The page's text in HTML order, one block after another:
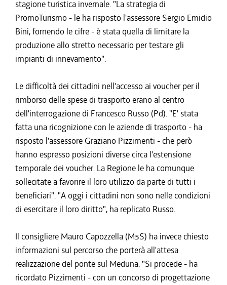
stagione turistica invernale. "La strategia di
PromoTurismo - le ha risposto l'assessore Sergio Emidio
Bini, fornendo le cifre - è stata quella di limitare la
produzione allo stretto necessario per testare gli
impianti di innevamento".
Le difficoltà dei cittadini nell'accesso ai voucher per il
rimborso delle spese di trasporto erano al centro
dell'interrogazione di Francesco Russo (Pd). "E' stata
fatta una ricognizione con le aziende di trasporto - ha
risposto l'assessore Graziano Pizzimenti - che però
hanno espresso posizioni diverse circa l'estensione
temporale dei voucher. La Regione le ha comunque
sollecitate a favorire il loro utilizzo da parte di tutti i
beneficiari". "A oggi i cittadini non sono nelle condizioni
di esercitare il loro diritto", ha replicato Russo.
Il consigliere Mauro Capozzella (M5S) ha invece chiesto
informazioni sul percorso che porterà all'attesa
realizzazione del ponte sul Meduna. "Si procede - ha
ricordato Pizzimenti - con un concorso di progettazione